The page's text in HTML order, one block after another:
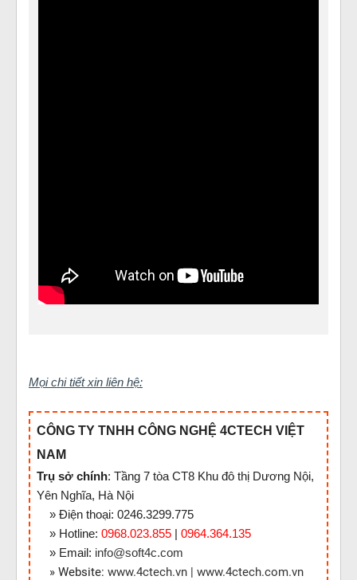
Mọi chi tiết xin liên hệ:
CÔNG TY TNHH CÔNG NGHỆ 4CTECH VIỆT
NAM
Trụ sở chính: Tầng 7 tòa CT8 Khu đô thị Dương Nội,
Yên Nghĩa, Hà Nội
» Điện thoại: 0246.3299.775
» Hotline: 0968.023.855 | 0964.364.135
» Email: info@soft4c.com
» Website: www.4ctech.vn | www.4ctech.com.vn